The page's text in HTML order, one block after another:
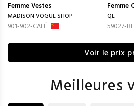
FemmeVestes
MADISON VOGUE SHOP
901-902-CAFÉ
Femme
QL
59027-
Voir le prix
Meilleures